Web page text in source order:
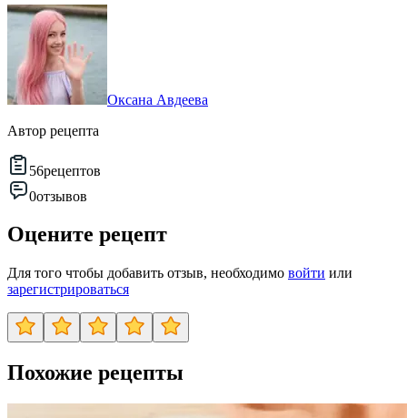
Оксана Авдеева
Автор рецепта
56рецептов
0отзывов
Оцените рецепт
Для того чтобы добавить отзыв, необходимо войти или
зарегистрироваться
Похожие рецепты